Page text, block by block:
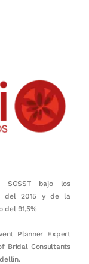
SGSST bajo los
del 2015 y de la
del 91,5%
Planner Expert
Bridal Consultants